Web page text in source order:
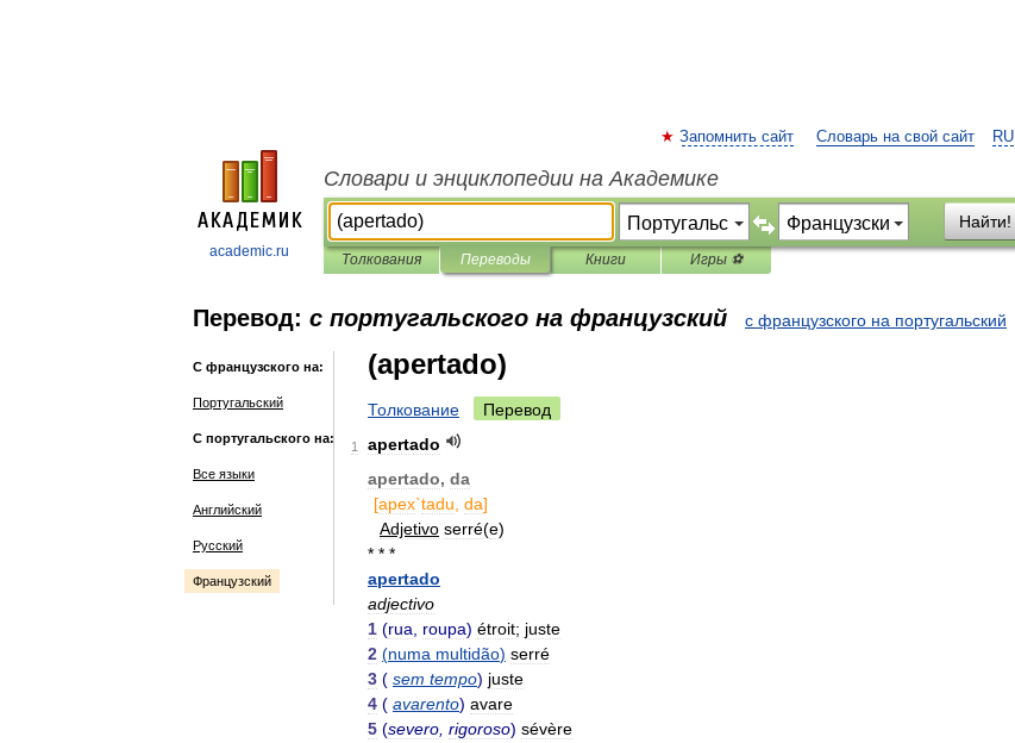
academic.ru
RU
Запомнить сайт Словарь на свой сайт
Словари и энциклопедии на Академике
Найти!
Толкования Переводы Книги Игры ⚽
Перевод: с португальского на французский с французского на португальский
С французского на:
Португальский
С португальского на:
Все языки
Английский
Русский
Французский
(apertado)
Толкование Перевод
1
apertado
apertado, da
[apex`tadu da]
Adjetivo serré(e)
* * *
apertado
adjectivo
1 (rua roupa) étroit; juste
2 (numa multidão) serré
3 ( sem tempo) juste
4 ( avarento) avare
5 (severo rigoroso) sévère